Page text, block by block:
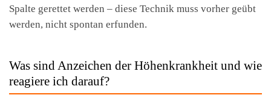
Spalte gerettet werden – diese Technik muss vorher geübt
werden, nicht spontan erfunden.
Was sind Anzeichen der Höhenkrankheit und wie
reagiere ich darauf?